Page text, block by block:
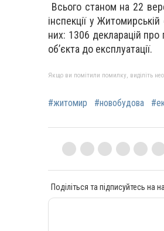
Всього станом на 22
інспекції у
них: 1306 декларацій про
об’єкта до експлуатації.
Якщо ви помітили помилку, виділіть
#житомир #новобудова
Поділіться та підписуйтесь на